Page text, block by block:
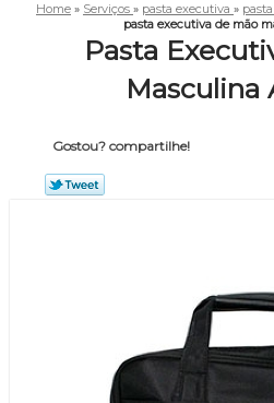
Home » Serviços » pasta executiva »
pasta executiva de mão
Pasta
Masculina
Gostou? compartilhe!